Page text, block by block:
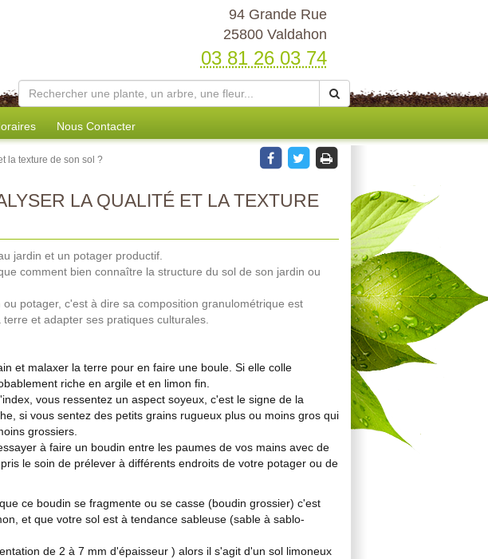
94 Grande Rue
25800 Valdahon
03 81 26 03 74
Nous Contacter
la texture de son sol ?
LA QUALITÉ ET LA TEXTURE
jardin et un potager productif.
comment bien connaître la structure du sol de son jardin ou
potager, c'est à dire sa composition granulométrique est
et adapter ses pratiques culturales.
et malaxer la terre pour en faire une boule. Si elle colle
riche en argile et en limon fin.
vous ressentez un aspect soyeux, c'est le signe de la
si vous sentez des petits grains rugueux plus ou moins gros qui
grossiers.
à faire un boudin entre les paumes de vos mains avec de
le soin de prélever à différents endroits de votre potager ou de
ce boudin se fragmente ou se casse (boudin grossier) c'est
et que votre sol est à tendance sableuse (sable à sablo-
de 2 à 7 mm d'épaisseur ) alors il s'agit d'un sol limoneux